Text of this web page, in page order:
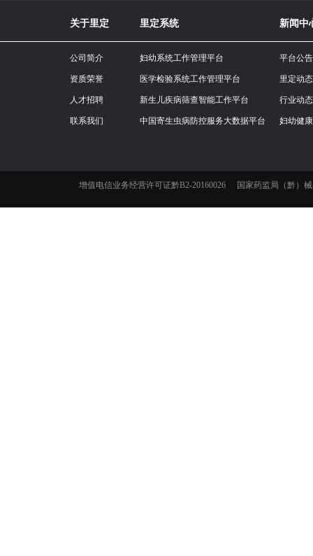
关于里定
公司简介
资质荣誉
人才招聘
联系我们
里定系统
妇幼系统工作管理平台
医学检验系统工作管理平台
新生儿疾病筛查智能工作平台
中国寄生虫病防控服务大数据平台
新闻中
平台公告
里定动态
行业动态
妇幼健
增值电信业务经营许可证黔B2-20160026 国家药监局（黔）